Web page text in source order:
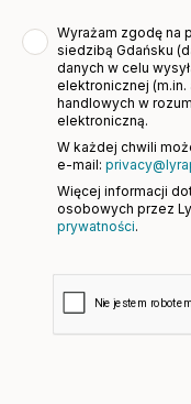
Wyrażam zgodę na
siedzibą Gdańsku
danych w celu
elektronicznej
handlowych w
elektroniczną.
W każdej chwili
e-mail:
Więcej informacji
osobowych przez
prywatności.